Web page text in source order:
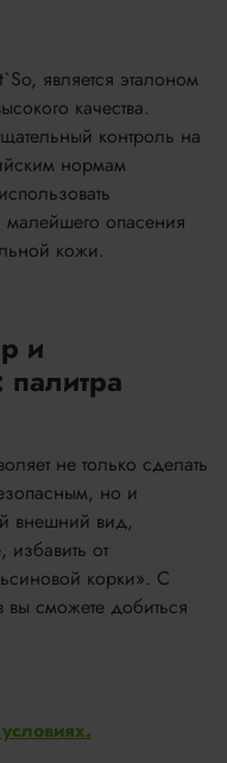
является эталоном
качества.
контроль на
нормам
малейшего опасения
кожи.
и
не только сделать
но и
внешний вид,
избавить от
корки». С
сможете добиться